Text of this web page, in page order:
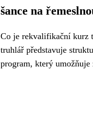
šance na
Co je rekvalifikační kurz
truhlář představuje
program, který umožňuje